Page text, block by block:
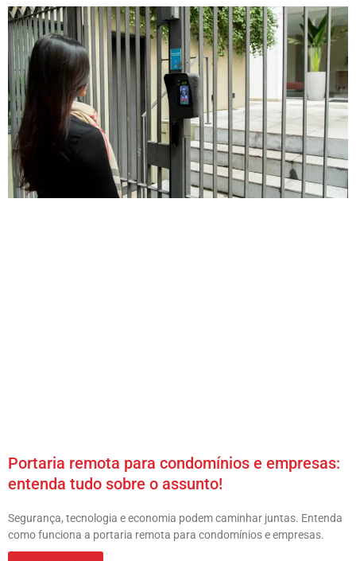
Portaria remota para condomínios e empresas:
entenda tudo sobre o assunto!
Segurança, tecnologia e economia podem caminhar juntas. Entenda
como funciona a portaria remota para condomínios e empresas.